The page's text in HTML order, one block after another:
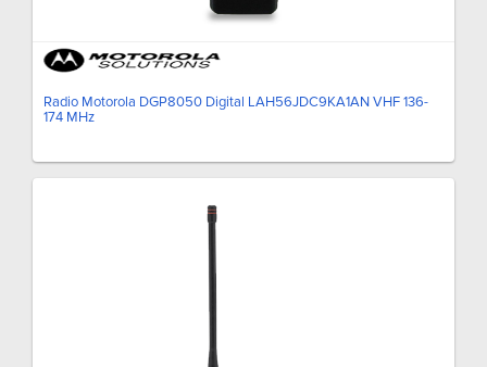
Radio Motorola DGP8050 Digital LAH56JDC9KA1AN VHF 136-
174 MHz